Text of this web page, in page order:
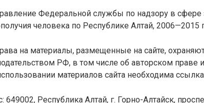
Федеральной службы по надзору в сфере
человека по Республике Алтай, 2006—2015
на материалы, размещенные на сайте,
РФ, в том числе об авторском праве
материалов сайта необходима
649002, Республика Алтай, г. Горно-Алтайск,